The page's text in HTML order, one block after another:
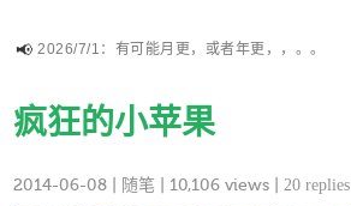
2026/7/1：有可能月更，或者年更，，。。
疯狂的小苹果
2014-06-08 随笔 | 10,106 views |20 replies